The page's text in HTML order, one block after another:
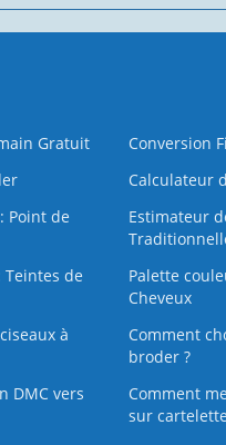
Gratuit
Conversion
Calculateur
Point de
Estimateur
Teintes de
Palette
Cheveux
à
Comment
broder ?
DMC vers
Comment
sur